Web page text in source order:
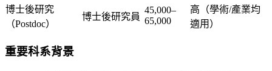
博士後研究
（Postdoc）
博士後研究員
45,000–
65,000
高（學術/產業均
適用）
重要科系背景